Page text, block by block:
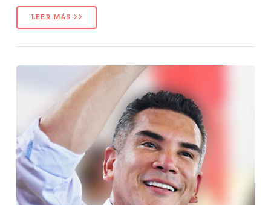
LEER MÁS